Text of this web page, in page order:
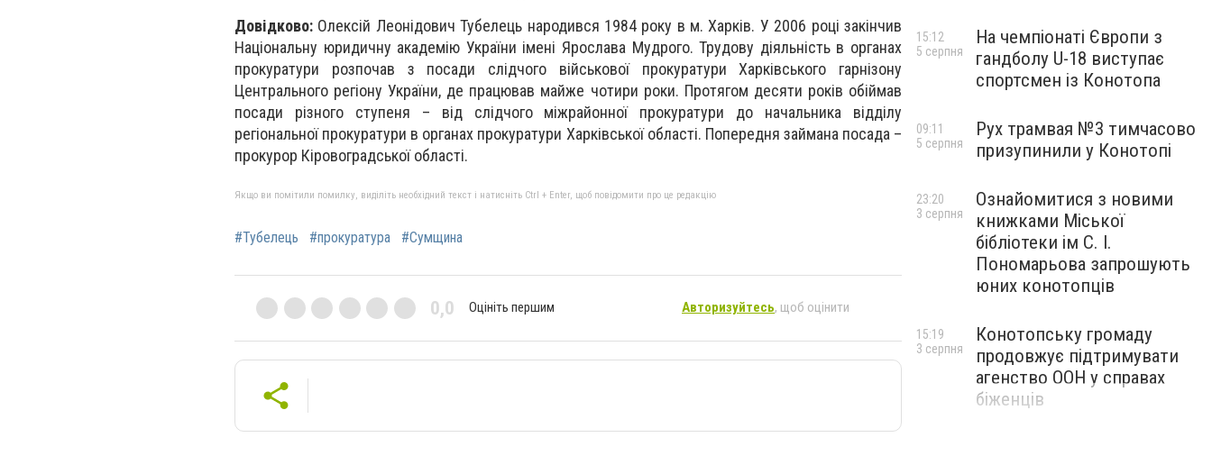
Довідково: Олексій Леонідович Тубелець народився 1984 року в м. Харків. У 2006 році закінчив
Національну юридичну академію України імені Ярослава Мудрого. Трудову діяльність в органах
прокуратури розпочав з посади слідчого військової прокуратури Харківського гарнізону
Центрального регіону України, де працював майже чотири роки. Протягом десяти років обіймав
посади різного ступеня – від слідчого міжрайонної прокуратури до начальника відділу
регіональної прокуратури в органах прокуратури Харківської області. Попередня займана посада –
прокурор Кіровоградської області.
Якщо ви помітили помилку, виділіть необхідний текст і натисніть Ctrl + Enter, щоб повідомити про це редакцію
#Тубелець #прокуратура #Сумщина
0,0 Оцініть першим Авторизуйтесь, щоб оцінити
На чемпіонаті Європи з
гандболу U-18 виступає
спортсмен із Конотопа
15:12
5 серпня
Рух трамвая №3 тимчасово
призупинили у Конотопі
09:11
5 серпня
Ознайомитися з новими
книжками Міської
бібліотеки ім С. І.
Пономарьова запрошують
юних конотопців
23:20
3 серпня
Конотопську громаду
продовжує підтримувати
агенство ООН у справах
біженців
15:19
3 серпня